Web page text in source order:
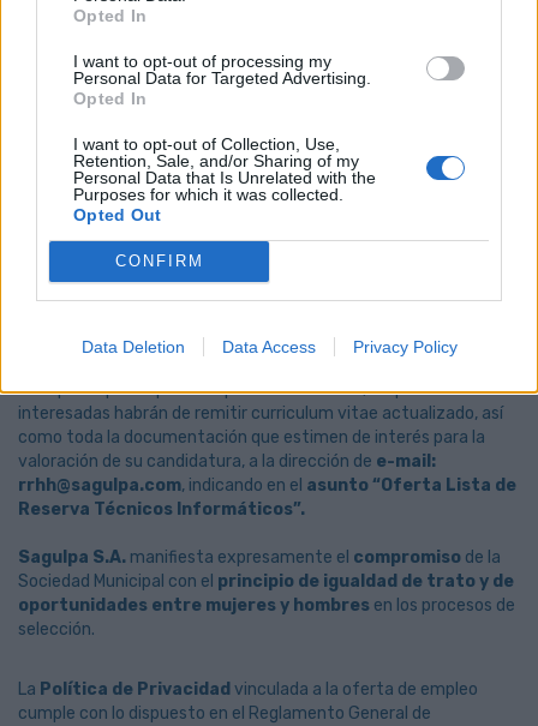
Opted In
I want to opt-out of processing my
Personal Data for Targeted Advertising.
Opted In
I want to opt-out of Collection, Use,
Retention, Sale, and/or Sharing of my
Personal Data that Is Unrelated with the
Purposes for which it was collected.
Opted Out
CONFIRM
Data Deletion Data Access Privacy Policy
Formación en desarrollo aplicaciones móviles.
Conocimientos de herramientas relacionadas con la
movilidad urbana.
Contratación por proyectos con posibilidad de
incorporación a plantilla con contrato indefinido.
Salario según Convenio Colectivo de Sagulpa S.A.
Nivel B: 36.031,28 € brutos anuales).
Desarrollo profesional y combinación de trabajo presencial
y a distancia.
Para poder participar en el proceso selectivo, las personas
interesadas habrán de remitir curriculum vitae actualizado, así
como toda la documentación que estimen de interés para la
valoración de su candidatura, a la dirección de e-mail:
rrhh@sagulpa.com, indicando en el asunto “Oferta Lista de
Reserva Técnicos Informáticos”.
Sagulpa S.A. manifiesta expresamente el compromiso de la
Sociedad Municipal con el principio de igualdad de trato y de
oportunidades entre mujeres y hombres en los procesos de
selección.
La Política de Privacidad vinculada a la oferta de empleo
cumple con lo dispuesto en el Reglamento General de